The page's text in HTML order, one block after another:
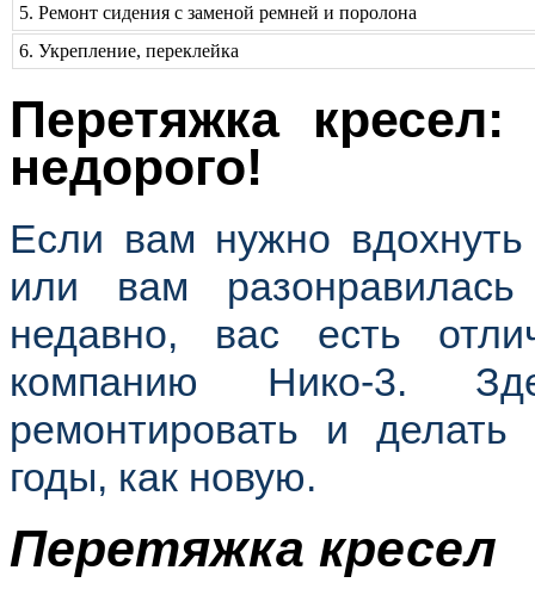
5. Ремонт сидения с заменой ремней и поролона
6. Укрепление, переклейка
Перетяжка
недорого!
Если вам нужно
или вам разонравилась
недавно, вас есть
компанию Нико-3.
ремонтировать и
годы, как новую.
Перетяжка кресел